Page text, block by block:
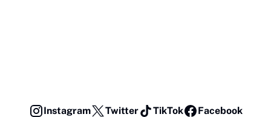
Instagram Twitter TikTok
Facebook